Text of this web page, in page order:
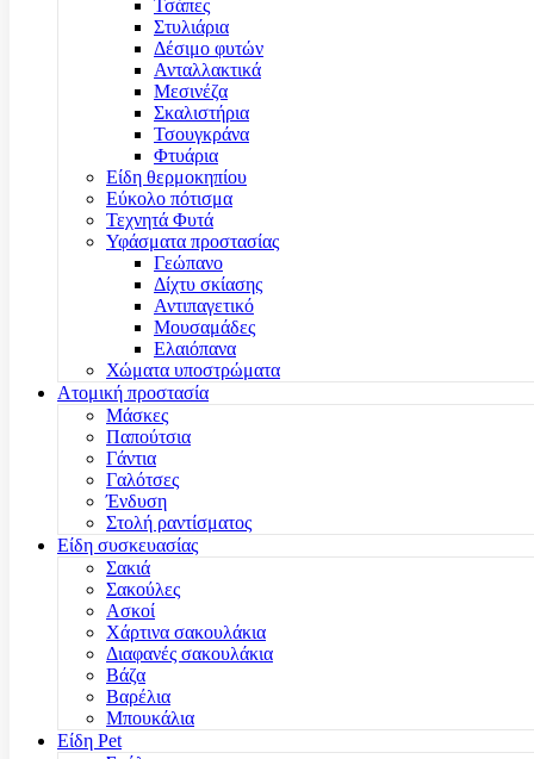
Τσάπες
Στυλιάρια
Δέσιμο φυτών
Ανταλλακτικά
Μεσινέζα
Σκαλιστήρια
Τσουγκράνα
Φτυάρια
Είδη θερμοκηπίου
Εύκολο πότισμα
Τεχνητά Φυτά
Υφάσματα προστασίας
Γεώπανο
Δίχτυ σκίασης
Αντιπαγετικό
Μουσαμάδες
Ελαιόπανα
Χώματα υποστρώματα
Ατομική προστασία
Μάσκες
Παπούτσια
Γάντια
Γαλότσες
Ένδυση
Στολή ραντίσματος
Είδη συσκευασίας
Σακιά
Σακούλες
Ασκοί
Χάρτινα σακουλάκια
Διαφανές σακουλάκια
Βάζα
Βαρέλια
Μπουκάλια
Είδη Pet